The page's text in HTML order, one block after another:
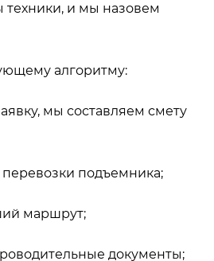
и мы назовем
алгоритму:
мы составляем смету
подъемника;
маршрут;
документы;